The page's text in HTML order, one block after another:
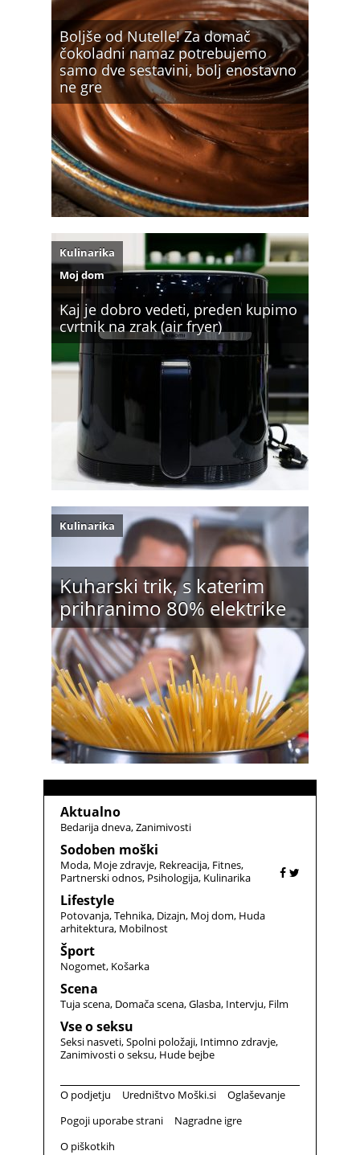
Boljše od Nutelle! Za domač
čokoladni namaz potrebujemo
samo dve sestavini, bolj enostavno
ne gre
Kaj je dobro vedeti, preden kupimo
cvrtnik na zrak (air fryer)
Kulinarika
Moj dom
Kuharski trik, s katerim
prihranimo 80% elektrike
Kulinarika
Aktualno
Bedarija dneva Zanimivosti
Sodoben moški
Moda Moje zdravje Rekreacija Fitnes
Partnerski odnos Psihologija Kulinarika
Lifestyle
Potovanja Tehnika Dizajn Moj dom Huda
arhitektura Mobilnost
Šport
Nogomet Košarka
Scena
Tuja scena Domača scena Glasba Intervju Film
Vse o seksu
Seksi nasveti Spolni položaji Intimno zdravje
Zanimivosti o seksu Hude bejbe
O podjetju Uredništvo Moški.si
Oglaševanje
Pogoji uporabe strani
Nagradne igre
O piškotkih